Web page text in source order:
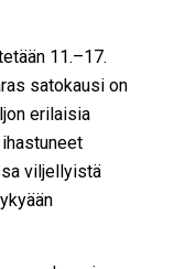
11.–17.
satokausi on
erilaisia
viljellyistä